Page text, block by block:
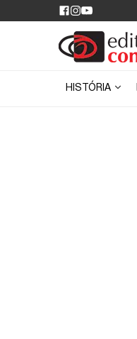
HISTÓRIA